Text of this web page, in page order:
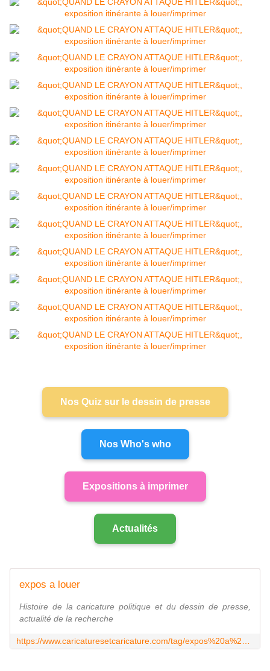
Nos Quiz sur le dessin de presse
Nos Who's who
Expositions à imprimer
Actualités
expos a louer
Histoire de la caricature politique et du dessin de presse,
actualité de la recherche